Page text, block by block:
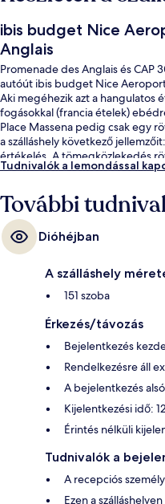
ibis budget Nice
Anglais
Promenade des Anglais és CAP
autóút ibis budget Nice
Aki megéhezik azt a hangulatos
fogásokkal (francia ételek)
Place Massena pedig csak egy
a szálláshely következő
értékelés. A tömegközlekedés
Phoenix villamosmegálló 5 perc,
Tudnivalók a lemondással
További
Dióhéjban
A szálláshely
151 szoba
Érkezés/távozás
Bejelentkezés
Rendelkezésre áll
A bejelentkezés
Kijelentkezési idő:
Érintés nélküli
Tudnivalók a
A recepciós
Ezen a